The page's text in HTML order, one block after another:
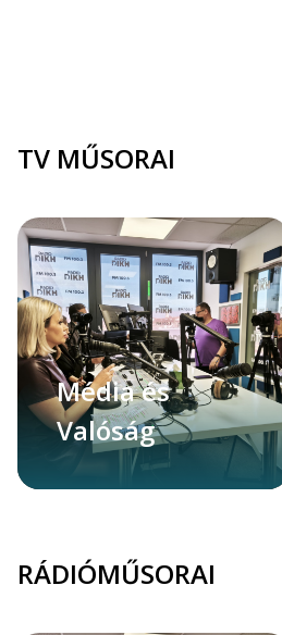
TV MŰSORAI
Média és
Valóság
RÁDIÓMŰSORAI